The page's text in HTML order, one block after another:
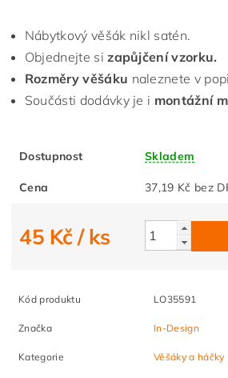
Nábytkový věšák nikl satén.
Objednejte si zapůjčení vzorku.
Rozměry věšáku naleznete v
Součásti dodávky je i montážní
Dostupnost Skladem
Cena 37,19 Kč
45 Kč/ ks
Kód produktu LO35591
Značka In-Design
Kategorie Věšáky a háčky